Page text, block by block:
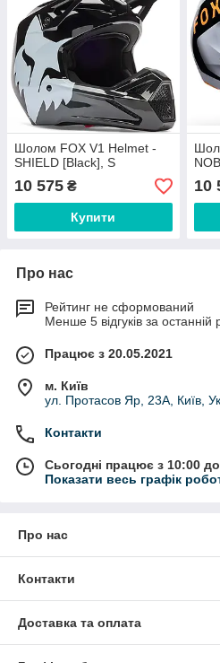
Шолом FOX V1 Helmet -
SHIELD [Black], S
10 575 ₴
Купити
10
Про нас
Рейтинг не сформований
Менше 5 відгуків за останній
Працює з 20.05.2021
м. Київ
ул. Протасов Яр, 23А, Київ,
Контакти
Сьогодні працює з 10:00
Показати весь графік
Про нас
Контакти
Доставка та оплата